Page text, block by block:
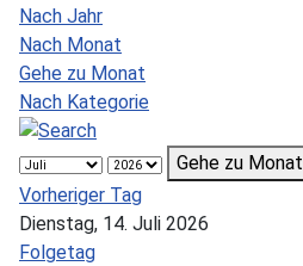
Nach Jahr
Nach Monat
Gehe zu Monat
Nach Kategorie
Gehe zu Monat
Vorheriger Tag
Dienstag, 14. Juli 2026
Folgetag